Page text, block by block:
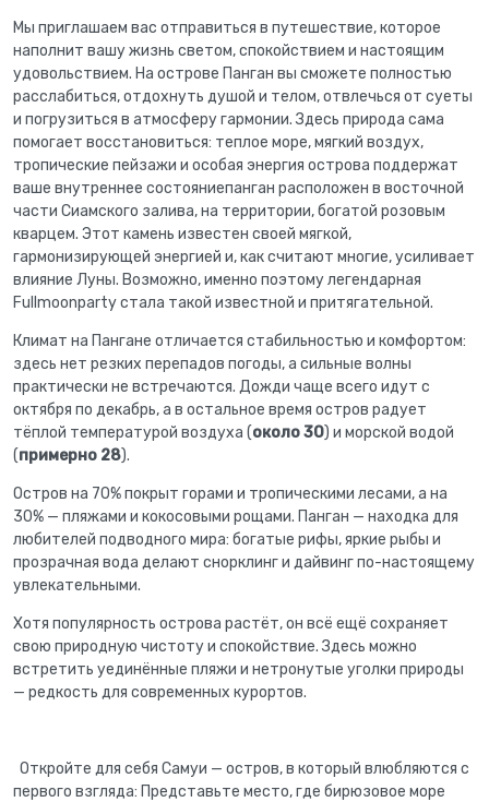
Мы приглашаем вас отправиться в путешествие, которое
наполнит вашу жизнь светом, спокойствием и настоящим
удовольствием. На острове Панган вы сможете полностью
расслабиться, отдохнуть душой и телом, отвлечься от суеты
и погрузиться в атмосферу гармонии. Здесь природа сама
помогает восстановиться: теплое море, мягкий воздух,
тропические пейзажи и особая энергия острова поддержат
ваше внутреннее состояниепанган расположен в восточной
части Сиамского залива, на территории, богатой розовым
кварцем. Этот камень известен своей мягкой,
гармонизирующей энергией и, как считают многие, усиливает
влияние Луны. Возможно, именно поэтому легендарная
Fullmoonpartyстала такой известной и притягательной.
Климат на Пангане отличается стабильностью и комфортом:
здесь нет резких перепадов погоды, а сильные волны
практически не встречаются. Дожди чаще всего идут с
октября по декабрь, а в остальное время остров радует
тёплой температурой воздуха (около 30) и морской водой
(примерно 28).
Остров на 70% покрыт горами и тропическими лесами, а на
30% — пляжами и кокосовыми рощами. Панган — находка для
любителей подводного мира: богатые рифы, яркие рыбы и
прозрачная вода делают снорклинг и дайвинг по-настоящему
увлекательными.
Хотя популярность острова растёт, он всё ещё сохраняет
свою природную чистоту и спокойствие. Здесь можно
встретить уединённые пляжи и нетронутые уголки природы
— редкость для современных курортов.
Откройте для себя Самуи — остров, в который влюбляются с
первого взгляда: Представьте место, где бирюзовое море